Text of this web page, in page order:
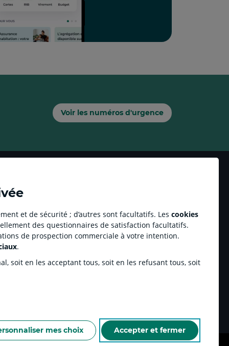
et de sécurité ; d’autres sont facultatifs. Les cookies
des questionnaires de satisfaction facultatifs.
de prospection commerciale à votre intention.
.
soit en les acceptant tous, soit en les refusant tous, soit
mes choix Accepter et fermer
Voir les numéros d'urgence
Agricole Immobilier
by CA
sportifs
Accessibilité numérique du site
Plan du site
Accessibilité sourds ou malentendants